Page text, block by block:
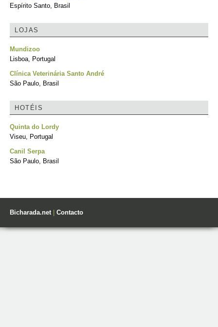
Espírito Santo, Brasil
LOJAS
Mundizoo
Lisboa, Portugal
Clínica Veterinária Santo André
São Paulo, Brasil
HOTÉIS
Quinta do Lordy
Viseu, Portugal
Canil Serpa
São Paulo, Brasil
Bicharada.net| Contacto